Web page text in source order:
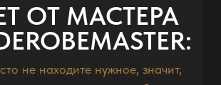
ОТ МАСТЕРА
не находите нужное, значит,